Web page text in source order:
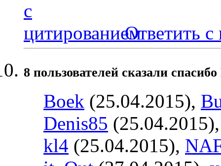
Ответить с
8 пользователей сказали
Boek (25.04.2015),
Denis85
kl4 (25.04.2015),